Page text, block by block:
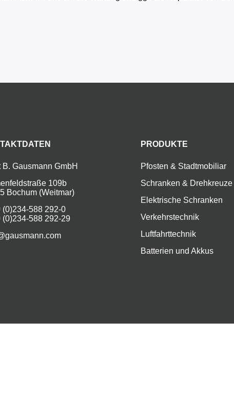
B. Gausmann GmbH
109b
Bochum (Weitmar)
(0)234-588 292-0
(0)234-588 292-29
PRODUKTE
Pfosten & Stadtmobiliar
Schranken & Drehkreuze
Elektrische Schranken
Verkehrstechnik
Luftfahrttechnik
Batterien und Akkus